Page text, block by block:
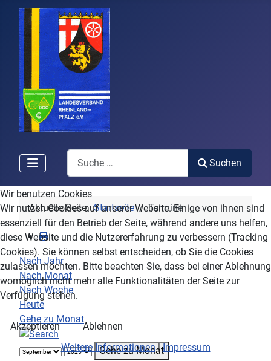
Search
Suchen
Aktuelle Seite:Startseite Termine
Nach Jahr
Nach Monat
Nach Woche
Heute
Gehe zu Monat
Gehe zu Monat
Wir benutzen Cookies
Wir nutzen Cookies auf unserer Website. Einige von ihnen sind
essenziell für den Betrieb der Seite, während andere uns helfen,
diese Website und die Nutzererfahrung zu verbessern (Tracking
Cookies). Sie können selbst entscheiden, ob Sie die Cookies
zulassen möchten. Bitte beachten Sie, dass bei einer Ablehnung
womöglich nicht mehr alle Funktionalitäten der Seite zur
Verfügung stehen.
Akzeptieren
Ablehnen
Weitere Informationen|Impressum